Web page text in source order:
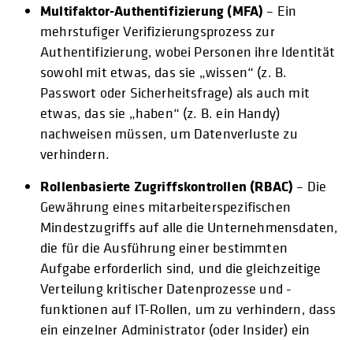
Multifaktor-Authentifizierung (MFA) – Ein
mehrstufiger Verifizierungsprozess zur
Authentifizierung, wobei Personen ihre Identität
sowohl mit etwas, das sie „wissen“ (z. B.
Passwort oder Sicherheitsfrage) als auch mit
etwas, das sie „haben“ (z. B. ein Handy)
nachweisen müssen, um Datenverluste zu
verhindern.
Rollenbasierte Zugriffskontrollen (RBAC) – Die
Gewährung eines mitarbeiterspezifischen
Mindestzugriffs auf alle die Unternehmensdaten,
die für die Ausführung einer bestimmten
Aufgabe erforderlich sind, und die gleichzeitige
Verteilung kritischer Datenprozesse und -
funktionen auf IT-Rollen, um zu verhindern, dass
ein einzelner Administrator (oder Insider) ein